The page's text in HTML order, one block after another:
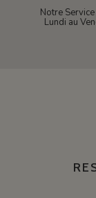
Notre
Lundi au